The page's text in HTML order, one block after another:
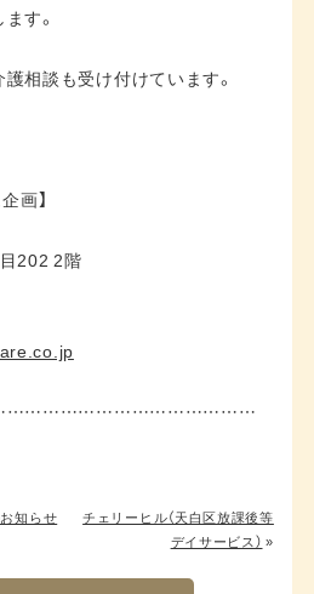
す。
相談も受け付けています。
画】
202 2階
知らせ
チェリーヒル（天白区放課後等
デイサービス） »